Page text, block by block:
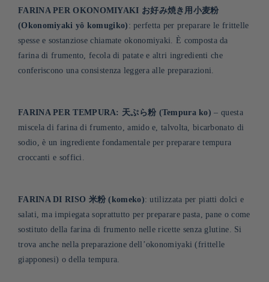
FARINA PER OKONOMIYAKI お好み焼き用小麦粉
(Okonomiyaki yô komugiko) : perfetta per preparare le frittelle
spesse e sostanziose chiamate okonomiyaki. È composta da
farina di frumento, fecola di patate e altri ingredienti che
conferiscono una consistenza leggera alle preparazioni.
FARINA PER TEMPURA: 天ぷら粉 (Tempura ko) – questa
miscela di farina di frumento, amido e, talvolta, bicarbonato di
sodio, è un ingrediente fondamentale per preparare tempura
croccanti e soffici .
FARINA DI RISO 米粉 (komeko): utilizzata per piatti dolci e
salati, ma impiegata soprattutto per preparare pasta, pane o come
sostituto della farina di frumento nelle ricette senza glutine. Si
trova anche nella preparazione dell’okonomiyaki (frittelle
giapponesi) o della tempura.